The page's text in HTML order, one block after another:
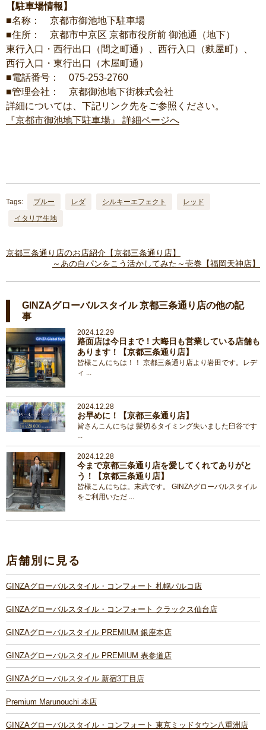
【駐車場情報】
■名称： 京都市御池地下駐車場
■住所： 京都市中京区 京都市役所前 御池通（地下）
東行入口・西行出口（間之町通）、西行入口（麩屋町）、
西行入口・東行出口（木屋町通）
■電話番号： 075-253-2760
■管理会社： 京都御池地下街株式会社
詳細については、下記リンク先をご参照ください。
『京都市御池地下駐車場』 詳細ページへ
Tags: ブルー レダ シルキーエフェクト
レッド
イタリア生地
京都三条通り店のお店紹介【京都三条通り店】
～あの白パンをこう活かしてみた～壱巻【福岡天神店】
GINZAグローバルスタイル 京都三条通り店の他の記
事
2024.12.29
路面店は今日まで！大晦日も営業している店舗も
あります！【京都三条通り店】
皆様こんにちは！！ 京都三条通り店より岩田です。レデ
ィ ...
2024.12.28
お早めに！【京都三条通り店】
皆さんこんにちは 髪切るタイミング失いました臼谷です
...
2024.12.28
今まで京都三条通り店を愛してくれてありがと
う！【京都三条通り店】
皆様こんにちは。末武です。 GINZAグローバルスタイル
をご利用いただ ...
店舗別に見る
GINZAグローバルスタイル・コンフォート 札幌パルコ店
GINZAグローバルスタイル・コンフォート クラックス仙台店
GINZAグローバルスタイル PREMIUM 銀座本店
GINZAグローバルスタイル PREMIUM 表参道店
GINZAグローバルスタイル 新宿3丁目店
Premium Marunouchi 本店
GINZAグローバルスタイル・コンフォート 東京ミッドタウン八重洲店